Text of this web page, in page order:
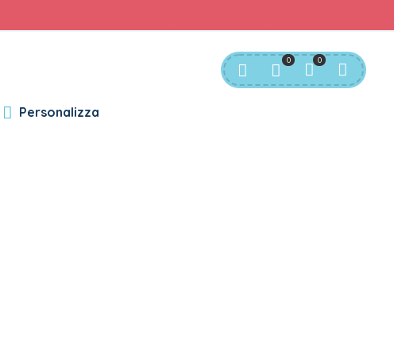
0
0
Personalizza